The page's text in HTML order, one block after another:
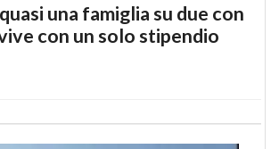
una famiglia su due con
con un solo stipendio